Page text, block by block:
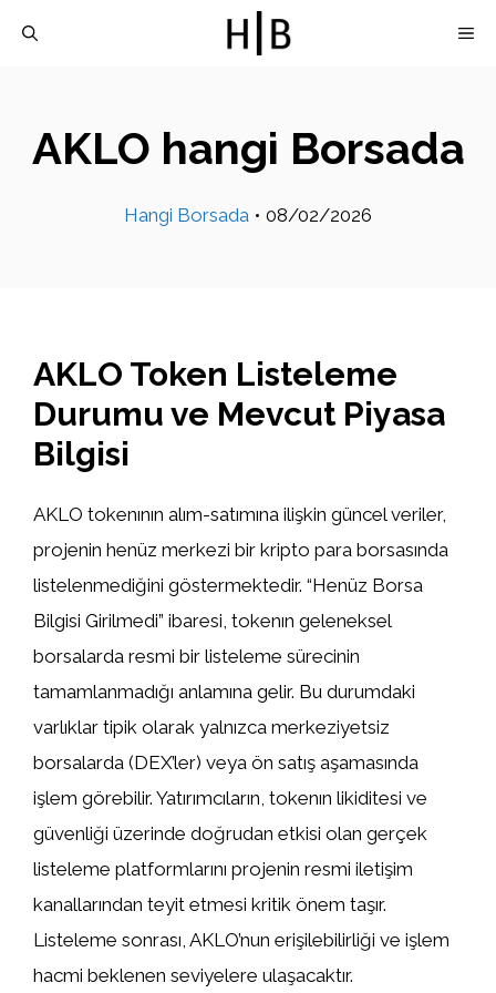
AKLO hangi Borsada
Hangi Borsada • 08/02/2026
AKLO Token Listeleme
Durumu ve Mevcut Piyasa
Bilgisi
AKLO tokenının alım-satımına ilişkin güncel veriler,
projenin henüz merkezi bir kripto para borsasında
listelenmediğini göstermektedir. “Henüz Borsa
Bilgisi Girilmedi” ibaresi, tokenın geleneksel
borsalarda resmi bir listeleme sürecinin
tamamlanmadığı anlamına gelir. Bu durumdaki
varlıklar tipik olarak yalnızca merkeziyetsiz
borsalarda (DEX’ler) veya ön satış aşamasında
işlem görebilir. Yatırımcıların, tokenın likiditesi ve
güvenliği üzerinde doğrudan etkisi olan gerçek
listeleme platformlarını projenin resmi iletişim
kanallarından teyit etmesi kritik önem taşır.
Listeleme sonrası, AKLO’nun erişilebilirliği ve işlem
hacmi beklenen seviyelere ulaşacaktır.